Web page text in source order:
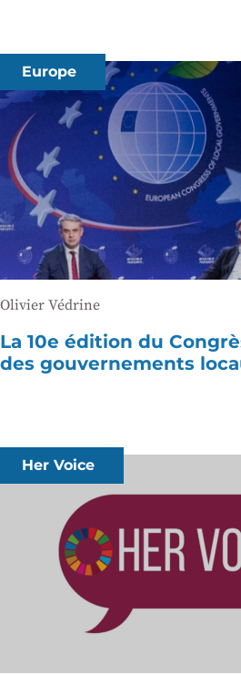
Europe
Olivier Védrine
La 10e édition du
des gouvernements
Her Voice